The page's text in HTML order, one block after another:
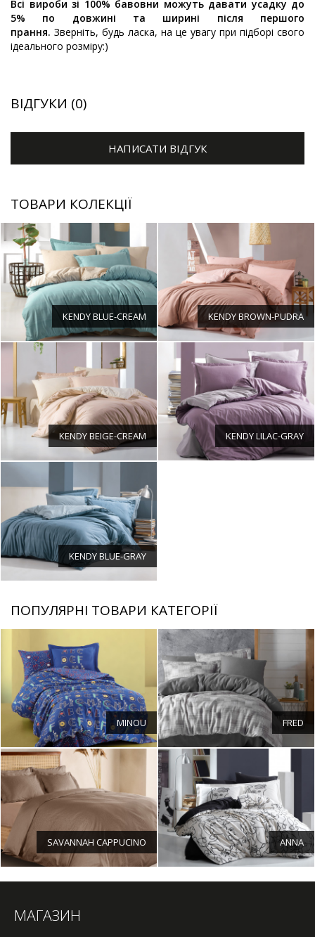
Всі вироби зі 100% бавовни можуть давати усадку до
5% по довжині та ширині після першого
прання. Зверніть, будь ласка, на це увагу при підборі свого
ідеального розміру:)
ВІДГУКИ (0)
НАПИСАТИ ВІДГУК
ТОВАРИ КОЛЕКЦІЇ
KENDY BLUE-CREAM KENDY BROWN-PUDRA
KENDY BEIGE-CREAM KENDY LILAC-GRAY
KENDY BLUE-GRAY
ПОПУЛЯРНІ ТОВАРИ КАТЕГОРІЇ
MINOU FRED
SAVANNAH CAPPUCINO ANNA
МАГАЗИН